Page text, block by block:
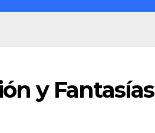
y Fantasías